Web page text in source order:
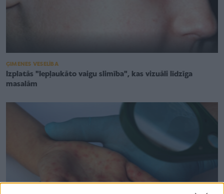
ĢIMENES VESELĪBA
Izplatās "Iepļaukāto vaigu slimība", kas vizuāli līdzīga
masalām